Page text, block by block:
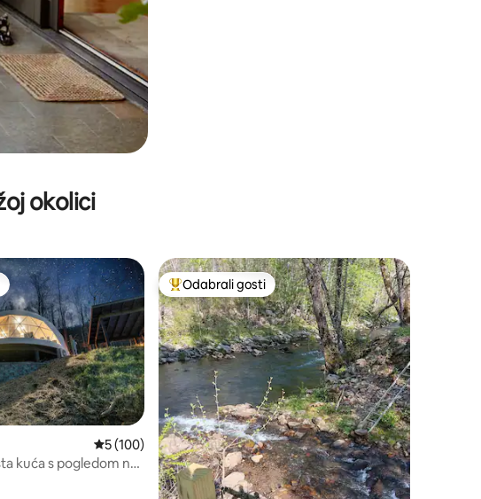
okolici
326
s oznakom „Odabrali gosti”
Prosječna ocjena: 5/5, recenzija: 100
5 (100)
kuća s pogledom na
Među najviše rangiranima s oznakom „Odabrali gosti”
Odabrali gosti